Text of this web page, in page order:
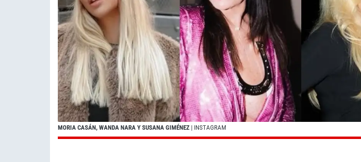
MORIA CASÁN, WANDA NARA Y SUSANA GIMÉNEZ | INSTAGRAM